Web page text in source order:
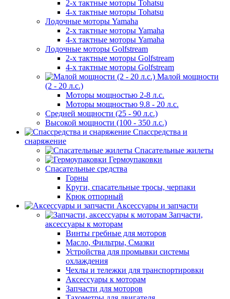
2-х тактные моторы Tohatsu
4-х тактные моторы Tohatsu
Лодочные моторы Yamaha
2-х тактные моторы Yamaha
4-х тактные моторы Yamaha
Лодочные моторы Golfstream
2-х тактные моторы Golfstream
4-х тактные моторы Golfstream
Малой мощности
(2 - 20 л.с.)
Моторы мощностью 2-8 л.с.
Моторы мощностью 9.8 - 20 л.с.
Средней мощности (25 - 90 л.с.)
Высокой мощности (100 - 350 л.с.)
Спассредства и
снаряжение
Спасательные жилеты
Гермоупаковки
Спасательные средства
Горны
Круги, спасательные тросы, черпаки
Крюк отпорный
Аксессуары и запчасти
Запчасти,
аксессуары к моторам
Винты гребные для моторов
Масло, Фильтры, Смазки
Устройства для промывки системы
охлаждения
Чехлы и тележки для транспортировки
Аксессуары к моторам
Запчасти для моторов